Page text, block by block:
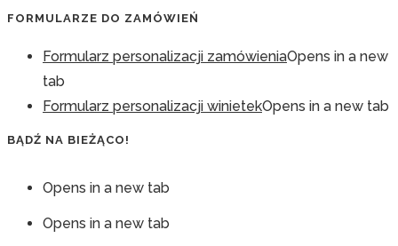
FORMULARZE DO ZAMÓWIEŃ
Formularz personalizacji zamówieniaOpens in a new
tab
Formularz personalizacji winietekOpens in a new tab
BĄDŹ NA BIEŻĄCO!
Opens in a new tab
Opens in a new tab